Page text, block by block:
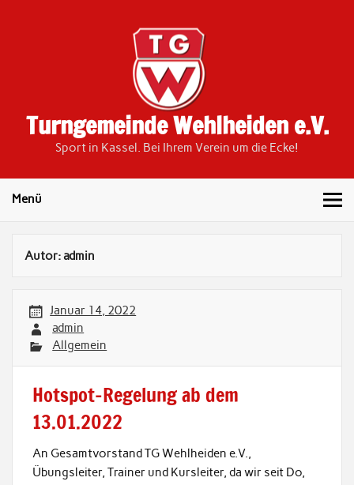
Turngemeinde Wehlheiden e.V.
Sport in Kassel. Bei Ihrem Verein um die Ecke!
Menü
Autor:admin
Januar 14, 2022
admin
Allgemein
Hotspot-Regelung ab dem
13.01.2022
An Gesamtvorstand TG Wehlheiden e.V.,
Übungsleiter, Trainer und Kursleiter, da wir seit Do,